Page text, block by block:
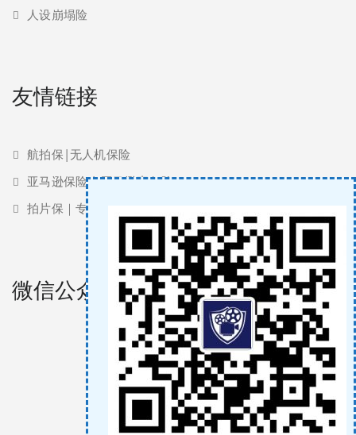
人设崩塌险
友情链接
航拍保|无人机保险
亚马逊保险 | 亚马逊责任险
拍片保｜专业影视保险服务商
微信公众号